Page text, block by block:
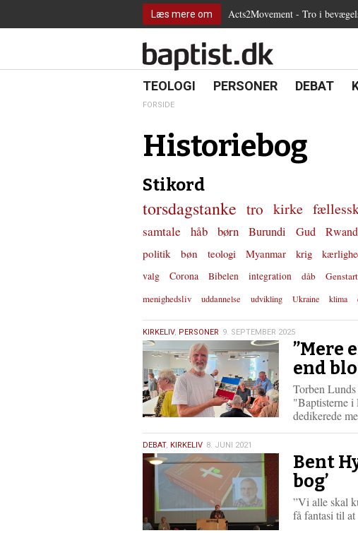
gå
for
6.0:
Internationalt
Læs mere om Acts2Movement - Tro i
18.0:
TEOLOGI 19.0:
PERSONER 20.0:
DEBAT
FORSIDE
Historiebog
Stikord
torsdagstanke tro kirke
samtale håb børn Burundi Gud
politik
bøn teologi Myanmar krig
valg
Corona Bibelen integration dåb
menighedsliv
uddannelse udvikling Ukraine klima
9.
september
2025
KIRKELIV, PERSONER 9. SEPTEMBER 2025
”Mere
end
Torben
"Baptisterne
dedikerede
8.
juni
2021
DEBAT, KIRKELIV 8. JUNI 2021
Bent
bog’
”Vi alle skal
få fantasi til